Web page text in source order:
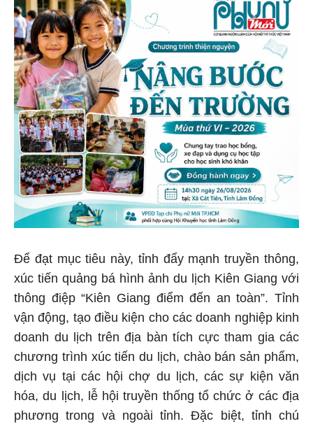
Để đạt mục tiêu này, tỉnh đẩy mạnh truyền thông,
xúc tiến quảng bá hình ảnh du lịch Kiên Giang với
thông điệp “Kiên Giang điểm đến an toàn”. Tỉnh
vận động, tạo điều kiện cho các doanh nghiệp kinh
doanh du lịch trên địa bàn tích cực tham gia các
chương trình xúc tiến du lịch, chào bán sản phẩm,
dịch vụ tại các hội chợ du lịch, các sự kiện văn
hóa, du lịch, lễ hội truyền thống tổ chức ở các địa
phương trong và ngoài tỉnh. Đặc biệt, tỉnh chú